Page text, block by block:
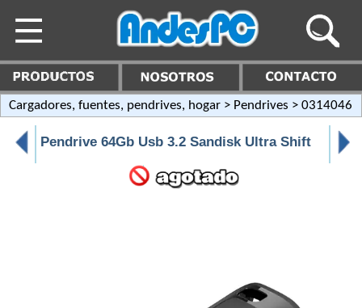
Cargadores, fuentes, pendrives, hogar > Pendrives > 0314046
Pendrive 64Gb Usb 3.2 Sandisk Ultra Shift